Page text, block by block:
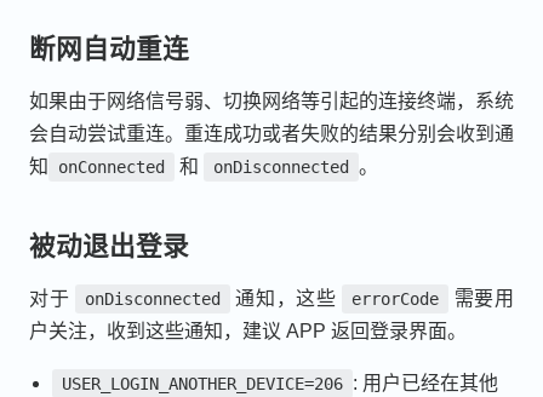
断网自动重连
如果由于网络信号弱、切换网络等引起的连接终端，系统
会自动尝试重连。重连成功或者失败的结果分别会收到通
知
onConnected 和 onDisconnected 。
被动退出登录
对于 onDisconnected 通知，这些 errorCode
需要用
户关注，收到这些通知，建议 APP 返回登录界面。
USER_LOGIN_ANOTHER_DEVICE=206 : 用户已经在其他